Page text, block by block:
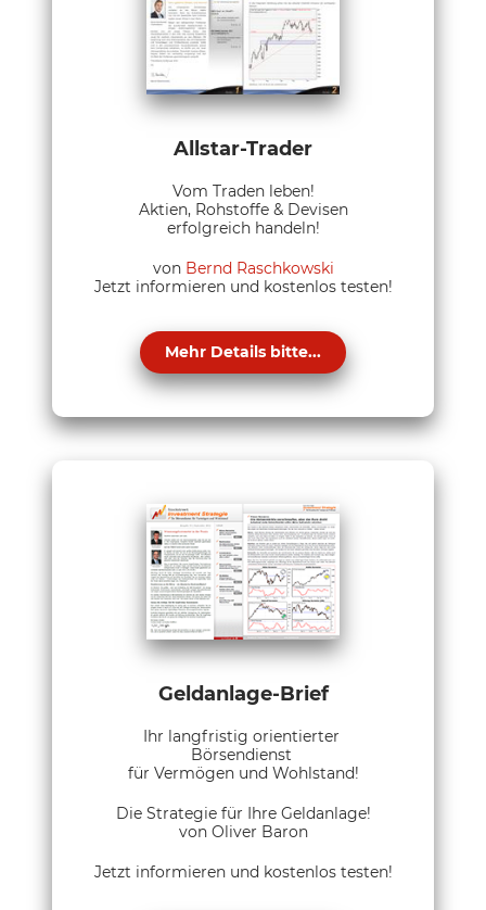
Allstar-Trader
Vom Traden leben!
Aktien, Rohstoffe & Devisen
erfolgreich handeln!
von Bernd Raschkowski
Jetzt informieren und kostenlos testen!
Mehr Details bitte...
Geldanlage-Brief
Ihr langfristig orientierter
Börsendienst
für Vermögen und Wohlstand!
Die Strategie für Ihre Geldanlage!
von Oliver Baron
Jetzt informieren und kostenlos testen!